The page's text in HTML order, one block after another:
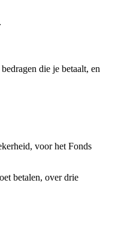
die je betaalt, en
voor het Fonds
betalen, over drie